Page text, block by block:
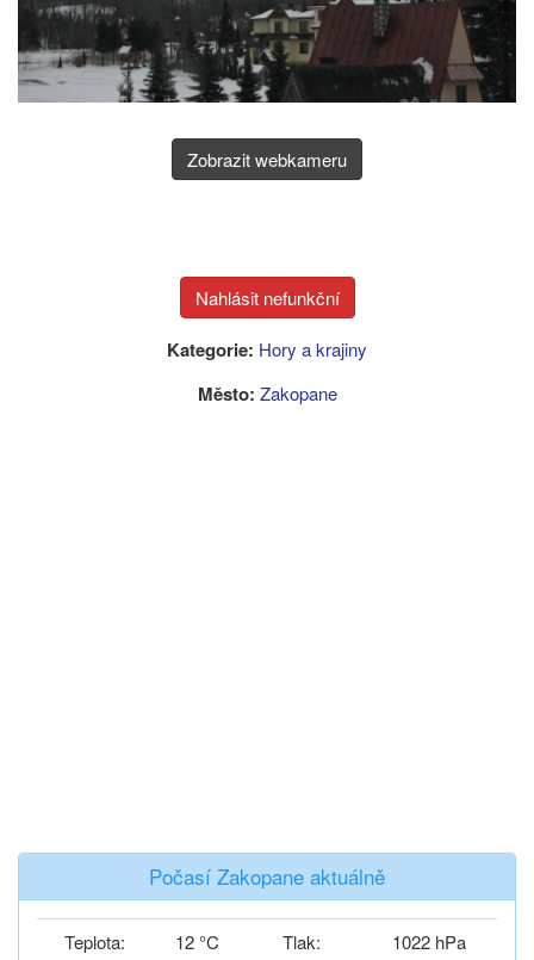
Zobrazit webkameru
Kategorie: Hory a krajiny
Město: Zakopane
Počasí Zakopane aktuálně
Teplota: 12 °C Tlak:
1022 hPa